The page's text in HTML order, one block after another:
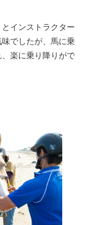
インストラクター
でしたが、馬に乗
楽に乗り降りがで